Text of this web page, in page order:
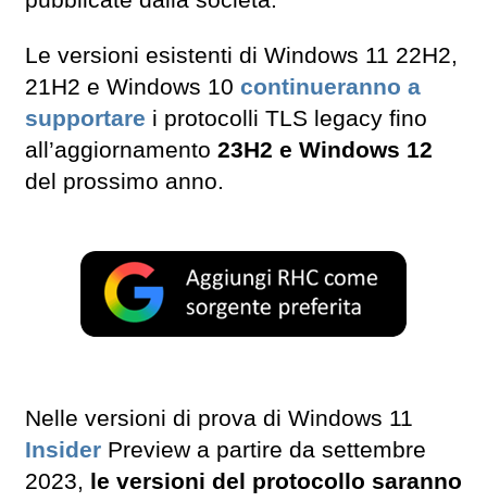
Le versioni esistenti di Windows 11 22H2,
21H2 e Windows 10 continueranno a
supportare i protocolli TLS legacy fino
all’aggiornamento 23H2 e Windows 12
del prossimo anno.
Nelle versioni di prova di Windows 11
Insider Preview a partire da settembre
2023, le versioni del protocollo saranno